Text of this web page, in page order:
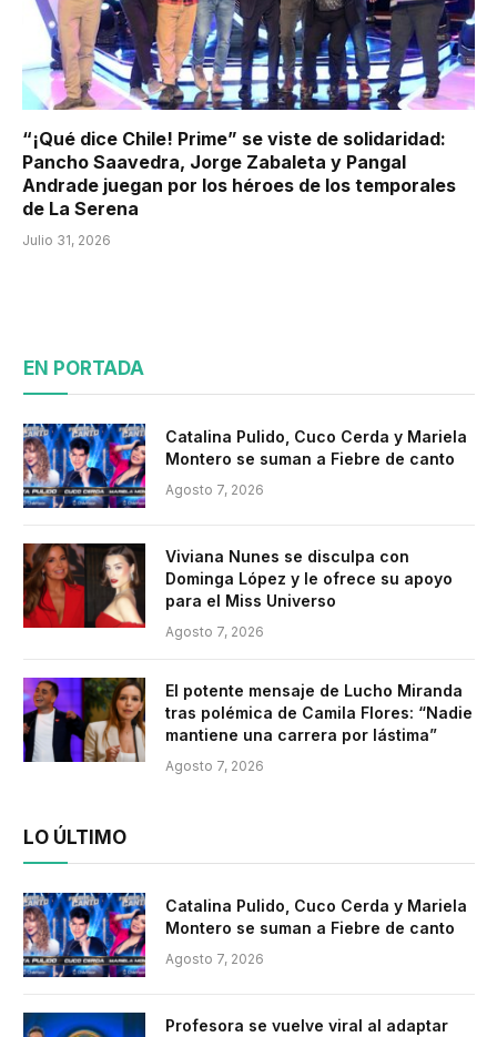
“¡Qué dice Chile! Prime” se viste de solidaridad:
Pancho Saavedra, Jorge Zabaleta y Pangal
Andrade juegan por los héroes de los temporales
de La Serena
Julio 31, 2026
EN PORTADA
Catalina Pulido, Cuco Cerda y Mariela
Montero se suman a Fiebre de canto
Agosto 7, 2026
Viviana Nunes se disculpa con
Dominga López y le ofrece su apoyo
para el Miss Universo
Agosto 7, 2026
El potente mensaje de Lucho Miranda
tras polémica de Camila Flores: “Nadie
mantiene una carrera por lástima”
Agosto 7, 2026
LO ÚLTIMO
Catalina Pulido, Cuco Cerda y Mariela
Montero se suman a Fiebre de canto
Agosto 7, 2026
Profesora se vuelve viral al adaptar